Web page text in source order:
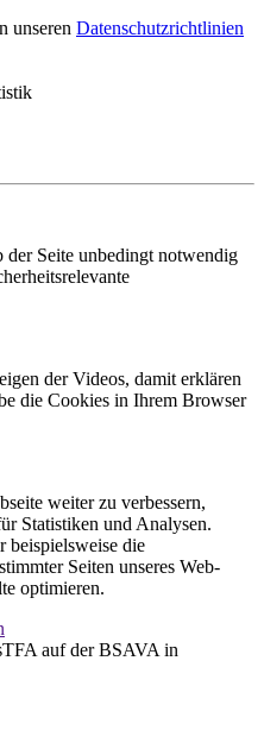
unseren Datenschutzrichtlinien
Seite unbedingt notwendig
der Videos, damit erklären
die Cookies in Ihrem Browser
weiter zu verbessern,
Statistiken und Analysen.
beispielsweise die
Seiten unseres Web-
optimieren.
TFA auf der BSAVA in